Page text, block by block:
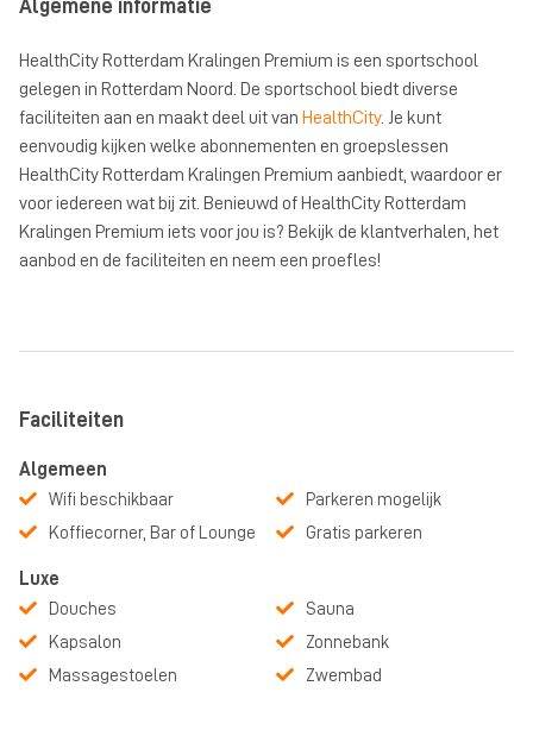
Algemene informatie
HealthCity Rotterdam Kralingen Premium is een sportschool
gelegen in Rotterdam Noord. De sportschool biedt diverse
faciliteiten aan en maakt deel uit van HealthCity. Je kunt
eenvoudig kijken welke abonnementen en groepslessen
HealthCity Rotterdam Kralingen Premium aanbiedt, waardoor er
voor iedereen wat bij zit. Benieuwd of HealthCity Rotterdam
Kralingen Premium iets voor jou is? Bekijk de klantverhalen, het
aanbod en de faciliteiten en neem een proefles!
Faciliteiten
Algemeen
Wifi beschikbaar
Koffiecorner, Bar of Lounge
Parkeren mogelijk
Gratis parkeren
Luxe
Douches
Kapsalon
Massagestoelen
Sauna
Zonnebank
Zwembad